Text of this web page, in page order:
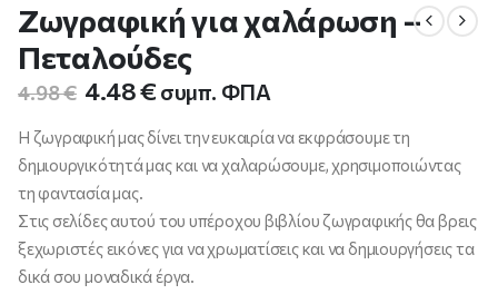
Ζωγραφική για χαλάρωση –
Πεταλούδες
4.98€ Original
was:
4.98 €.
4.48€Η
τρέχουσα
τιμή
είναι:
συμπ. ΦΠΑ
Η ζωγραφική μας δίνει την ευκαιρία να εκφράσουμε τη
δημιουργικότητά μας και να χαλαρώσουμε, χρησιμοποιώντας
τη φαντασία μας.
Στις σελίδες αυτού του υπέροχου βιβλίου ζωγραφικής θα βρεις
ξεχωριστές εικόνες για να χρωματίσεις και να δημιουργήσεις τα
δικά σου μοναδικά έργα.